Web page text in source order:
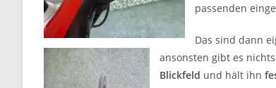
passenden
Das sind dann
ansonsten gibt es
Blickfeld und hält ihn